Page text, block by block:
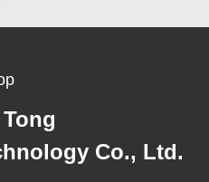
Co., Ltd.